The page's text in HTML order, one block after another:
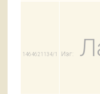
1464621134/1 Изг: